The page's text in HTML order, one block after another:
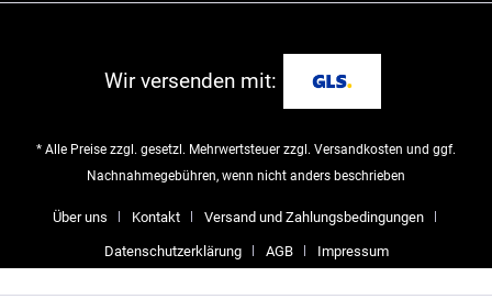
Wir versenden mit:
* Alle Preise zzgl. gesetzl. Mehrwertsteuer zzgl. Versandkosten und ggf.
Nachnahmegebühren, wenn nicht anders beschrieben
Über uns Kontakt Versand und Zahlungsbedingungen
Datenschutzerklärung AGB Impressum